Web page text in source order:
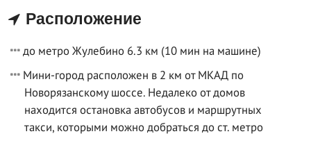
Расположение
до метро Жулебино 6.3 км (10 мин на машине)
Мини-город расположен в 2 км от МКАД по
Новорязанскому шоссе. Недалеко от домов
находится остановка автобусов и маршрутных
такси, которыми можно добраться до ст. метро